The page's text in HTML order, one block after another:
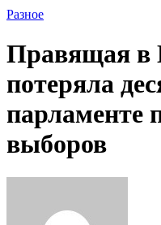
Разное
Правящая
потеряла
парламенте
выборов